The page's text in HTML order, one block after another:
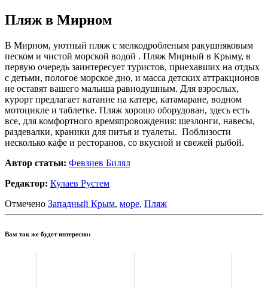
Пляж в Мирном
В Мирном, уютный пляж с мелкодробленым ракушняковым
песком и чистой морской водой . Пляж Мирный в Крыму, в
первую очередь заинтересует туристов, приехавших на отдых
с детьми, пологое морское дно, и масса детских аттракционов
не оставят вашего малыша равнодушным. Для взрослых,
курорт предлагает катание на катере, катамаране, водном
мотоцикле и таблетке. Пляж хорошо оборудован, здесь есть
все, для комфортного времяпровождения: шезлонги, навесы,
раздевалки, краники для питья и туалеты. Поблизости
несколько кафе и ресторанов, со вкусной и свежей рыбой.
Автор статьи: Февзиев Билял
Редактор: Кулаев Рустем
Отмечено Западный Крым, море, Пляж
Вам так же будет интересно: